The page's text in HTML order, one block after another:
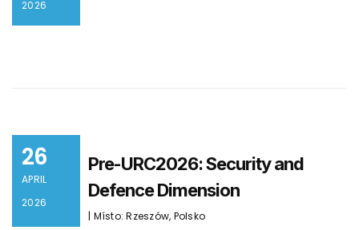
2026
26
APRIL
2026
Pre-URC2026: Security and
Defence Dimension
| Místo: Rzeszów, Polsko